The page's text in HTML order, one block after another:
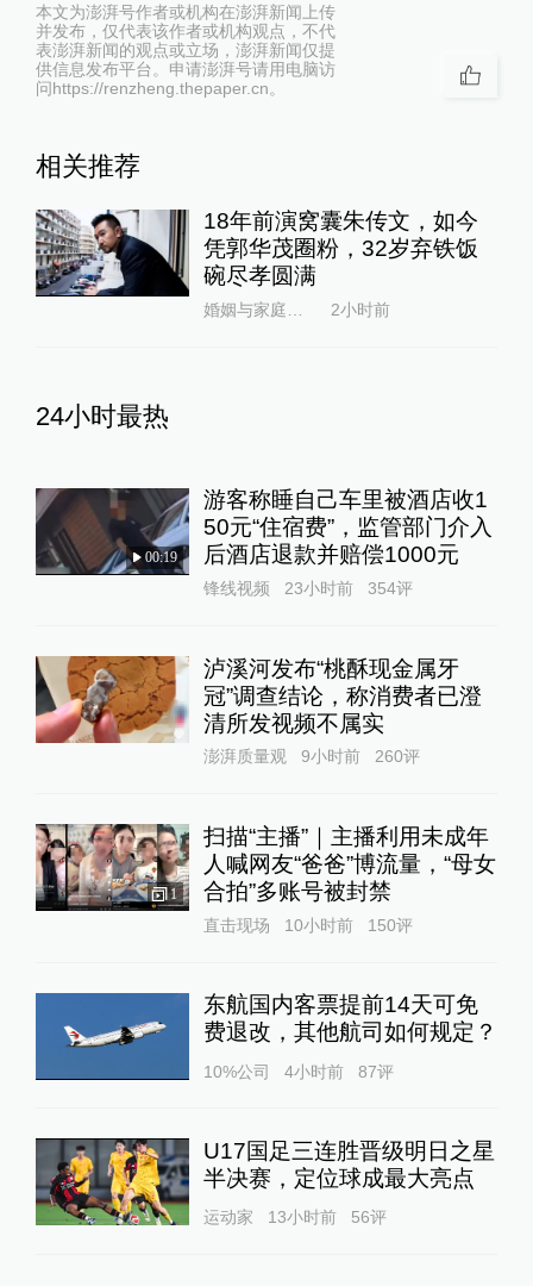
本文为澎湃号作者或机构在澎湃新闻上传
并发布，仅代表该作者或机构观点，不代
表澎湃新闻的观点或立场，澎湃新闻仅提
供信息发布平台。申请澎湃号请用电脑访
问https://renzheng.thepaper.cn。
相关推荐
18年前演窝囊朱传文，如今
凭郭华茂圈粉，32岁弃铁饭
碗尽孝圆满
2小时前
24小时最热
00:19
游客称睡自己车里被酒店收1
50元“住宿费”，监管部门介入
后酒店退款并赔偿1000元
锋线视频 23小时前 354评
泸溪河发布“桃酥现金属牙
冠”调查结论，称消费者已澄
清所发视频不属实
澎湃质量观 9小时前 260评
1
扫描“主播”｜主播利用未成年
人喊网友“爸爸”博流量，“母女
合拍”多账号被封禁
直击现场 10小时前 150评
东航国内客票提前14天可免
费退改，其他航司如何规定？
10%公司 4小时前 87评
U17国足三连胜晋级明日之星
半决赛，定位球成最大亮点
运动家 13小时前 56评